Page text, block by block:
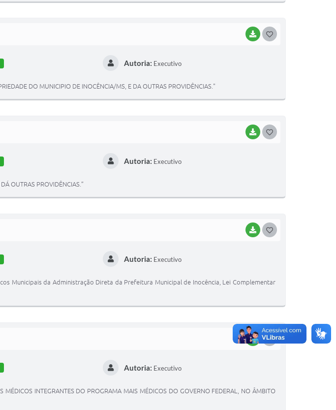
BAIXAR
Autoria: Executivo
DO MUNICIPIO DE INOCÊNCIA/MS, E DA OUTRAS PROVIDÊNCIAS."
BAIXAR
Autoria: Executivo
OUTRAS PROVIDÊNCIAS.”
BAIXAR
I
Autoria: Executivo
Municipais da Administração Direta da Prefeitura Municipal de Inocência, Lei Complementar
BAIXAR
G
Autoria: Executivo
INTEGRANTES DO PROGRAMA MAIS MÉDICOS DO GOVERNO FEDERAL, NO ÂMBITO